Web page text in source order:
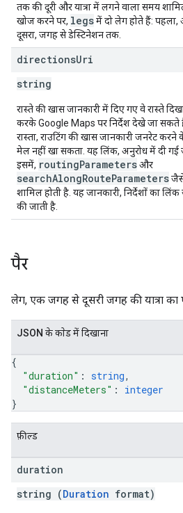
तक की दूरी और यात्रा में लगने वाला समय
खोज करने पर, legsमें दो लेग होते हैं:
दूसरा, जगह से डेस्टिनेशन तक.
directionsUri
string
रास्ते की खास जानकारी में दिए गए वे रास्ते
करके Google Maps पर निर्देश देखे जा सकते
रास्ता, राउटिंग की खास जानकारी जनरेट
मेल नहीं खा सकता. यह लिंक, अनुरोध में दी गई
इसमें, routingParametersऔर
searchAlongRouteParameters
शामिल होती है. यह जानकारी, निर्देशों का
की जाती है.
पैर
लेग, एक जगह से दूसरी जगह की यात्रा का
JSON के काेड में दिखाना
{
"duration" : string,
"distanceMeters" : integer
}
फ़ील्ड
duration
string (Duration format)